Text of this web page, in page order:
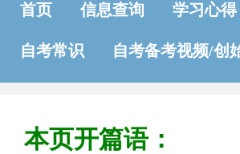
首页 信息查询 学习心得
自考常识 自考备考视频/创
本页开篇语：